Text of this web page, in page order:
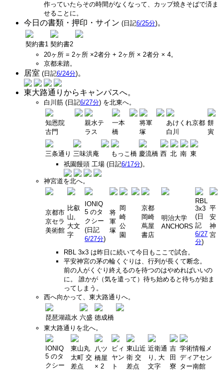
作っていたらその時間がなくなって、カップ焼きそばで済ま
せることに。
今日の書類・押印・サイン (日記6/25分)。
契約書1 契約書2
20ヶ所 = 2ヶ所 ×2者分 + 2ヶ所 × 2者分 × 4。
京都未踏。
居室 (日記6/24分)。
東大路通りからキャンパスへ。
白川筋 (日記6/27分) を北東へ。
知恩院
古門
親水テ
ラス
一本
橋
将軍
塚
あけくれ京都
白川
餅
寅
三条通り 三味洪庵 もっこ橋 慶流橋 西 北 南 東
祇園饅頭 工場 (日記6/17分)。
神宮道を北へ。
京都市
京セラ
美術館
比叡
山,
大文
字
IONIQ
5 のタ
クシー
(日記
6/27分)
将
軍
塚
岡
崎
公
園
京都
岡崎
蔦屋
書店
明治大学
ANCHORS
RBL
3x3
(日
記
6/27
分)
平
安
神
宮
RBL 3x3 は昨日に続いて今日もここで試合。
平安神宮の茅の輪くぐりは、行列が長くて断念。
前の人がくぐり終えるのを待つのはやめればいいの
に。 誰かが（気を遣って）待ち始めると待ちが始ま
ってしまう。
西へ向かって、東大路通りへ。
琵琶湖疏水 六盛 徳成橋
東大路通りを北へ。
IONIQ
5 のタ
クシー
東山丸
太町 交
差点
八ツ
橋屋
× 2
ビィ
ヤン
ト
東山近
衛 交
差点
近衛通
り, 大
文字
吉
田
寮
学術情報メ
ディアセン
ター南館